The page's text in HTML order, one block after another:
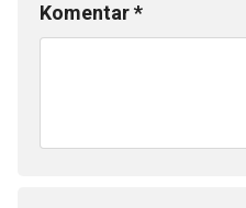
Komentar*